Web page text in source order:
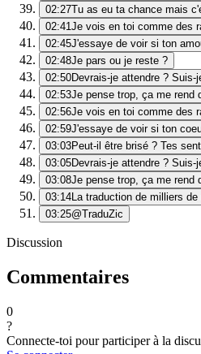
02:27Tu as eu ta chance mais
02:41Je vois en toi comme des
02:45J'essaye de voir si ton
02:48Je pars ou je reste ?
02:50Devrais-je attendre ? Suis-
02:53Je pense trop, ça me rend
02:56Je vois en toi comme des
02:59J'essaye de voir si ton
03:03Peut-il être brisé ? Tes
03:05Devrais-je attendre ? Suis-
03:08Je pense trop, ça me rend
03:14La traduction de milliers
03:25@TraduZic
Discussion
Commentaires
0
?
Connecte-toi pour participer à la